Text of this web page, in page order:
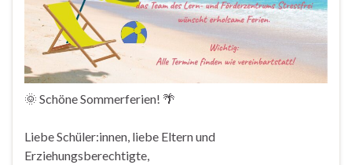
🌞 Schöne Sommerferien! 🌴
Liebe Schüler:innen, liebe Eltern und
Erziehungsberechtigte,